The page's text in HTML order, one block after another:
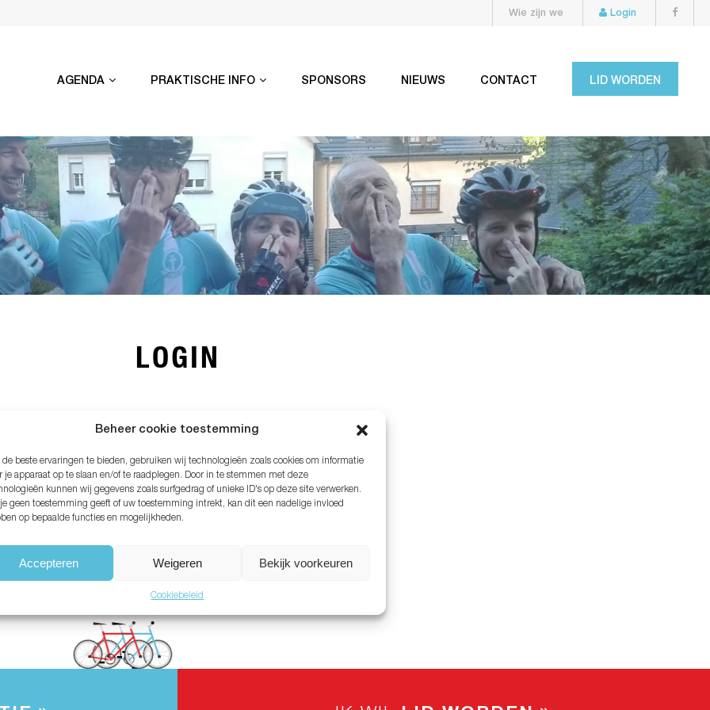
Beheer cookie toestemming
de beste ervaringen te bieden, gebruiken wij technologieën zoals cookies om informatie
je apparaat op te slaan en/of te raadplegen. Door in te stemmen met deze
kunnen wij gegevens zoals surfgedrag of unieke ID's op deze site verwerken.
geen toestemming geeft of uw toestemming intrekt, kan dit een nadelige invloed
op bepaalde functies en mogelijkheden.
Accepteren Weigeren Bekijk voorkeuren
Cookiebeleid
Wie zijn we Login
AGENDA PRAKTISCHE INFO SPONSORS NIEUWS CONTACT LID WORDEN
LOGIN
vergeten?